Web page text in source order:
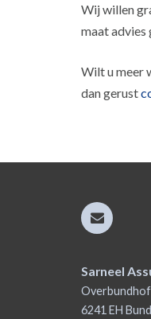
Wij willen
maat advies
Wilt u meer
dan gerust
Sarneel
6241 EH